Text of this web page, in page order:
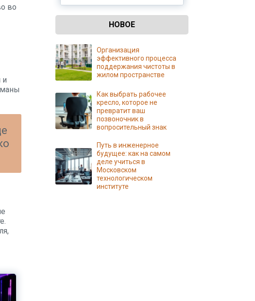
во
и
НОВОЕ
Организация
эффективного процесса
поддержания чистоты в
жилом пространстве
Как выбрать рабочее
кресло, которое не
превратит ваш
позвоночник в
вопросительный знак
Путь в инженерное
будущее: как на самом
деле учиться в
Московском
технологическом
институте